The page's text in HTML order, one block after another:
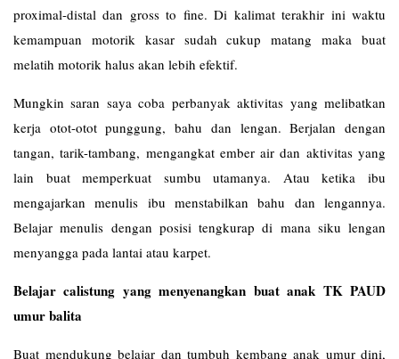
proximal-distal dan gross to fine. Di kalimat terakhir ini waktu
kemampuan motorik kasar sudah cukup matang maka buat
melatih motorik halus akan lebih efektif.
Mungkin saran saya coba perbanyak aktivitas yang melibatkan
kerja otot-otot punggung, bahu dan lengan. Berjalan dengan
tangan, tarik-tambang, mengangkat ember air dan aktivitas yang
lain buat memperkuat sumbu utamanya. Atau ketika ibu
mengajarkan menulis ibu menstabilkan bahu dan lengannya.
Belajar menulis dengan posisi tengkurap di mana siku lengan
menyangga pada lantai atau karpet.
Belajar calistung yang menyenangkan buat anak TK PAUD
umur balita
Buat mendukung belajar dan tumbuh kembang anak umur dini,